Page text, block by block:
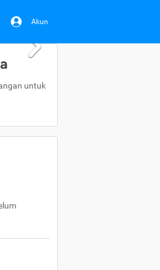
Akun
untuk